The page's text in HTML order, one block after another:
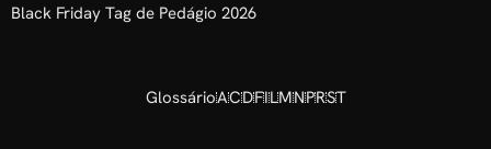
Black Friday Tag de Pedágio 2026
GlossárioACDFILMNPRST